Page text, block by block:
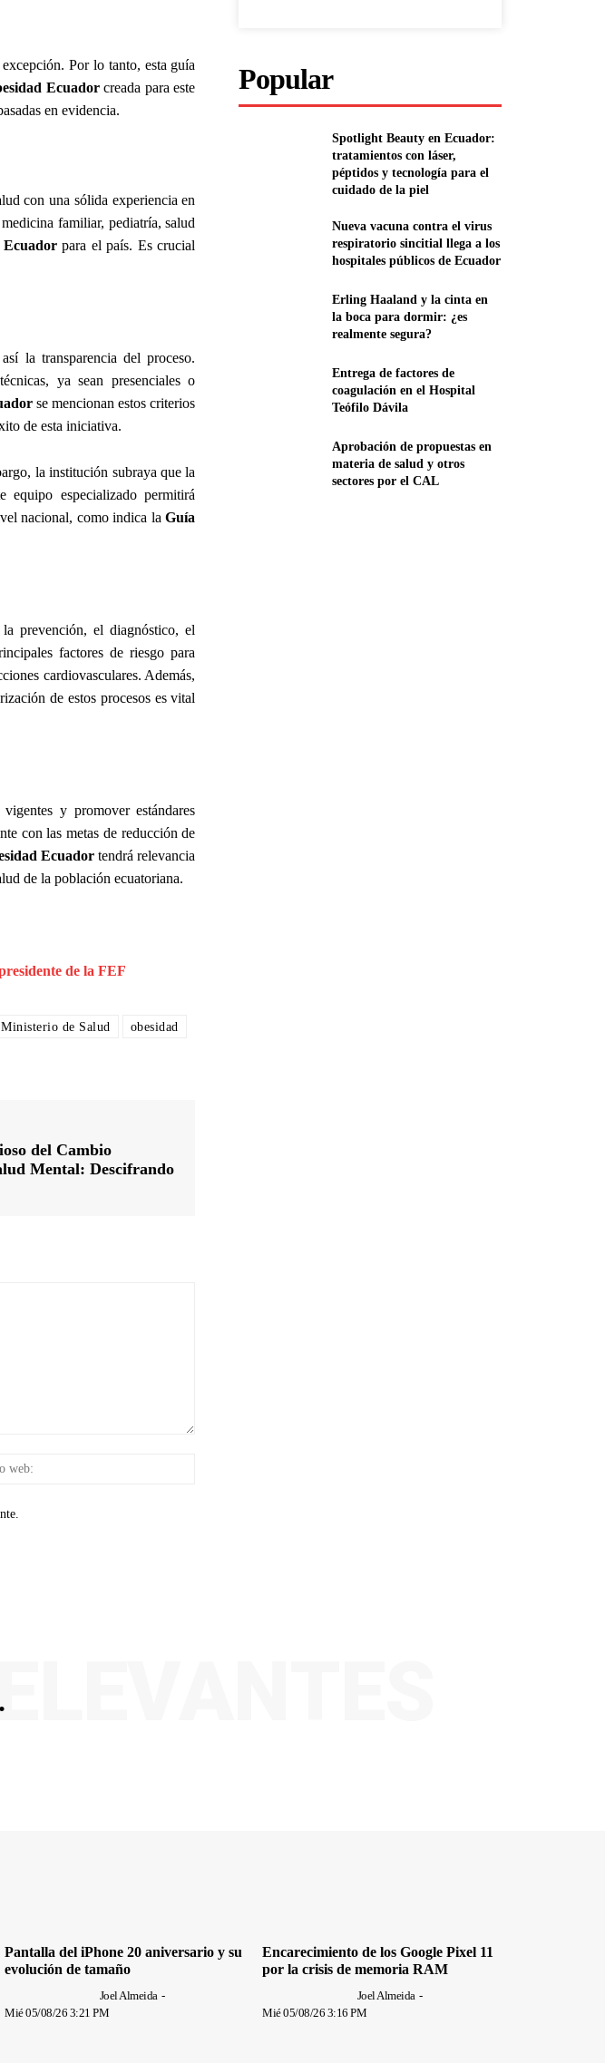
Por lo tanto, esta guía
Ecuadorcreada para este
en evidencia.
con una sólida experiencia en
familiar, pediatría, salud
Ecuadorpara el país. Es crucial
la transparencia del proceso.
ya sean presenciales o
se mencionan estos criterios
de esta iniciativa.
la institución subraya que la
equipo especializado permitirá
nacional, como indica laGuía
prevención, el diagnóstico, el
factores de riesgo para
cardiovasculares. Además,
de estos procesos es vital
y promover estándares
con las metas de reducción de
Ecuador tendrá relevancia
de la población ecuatoriana.
de la FEF
Ministerio de Salud
obesidad
del Cambio
Mental: Descifrando
Popular
Spotlight Beauty en Ecuador:
tratamientos con láser,
péptidos y tecnología para el
cuidado de la piel
Nueva vacuna contra el virus
respiratorio sincitial llega a los
hospitales públicos de Ecuador
Erling Haaland y la cinta en
la boca para dormir: ¿es
realmente segura?
Entrega de factores de
coagulación en el Hospital
Teófilo Dávila
Aprobación de propuestas en
materia de salud y otros
sectores por el CAL
.
Pantalla del iPhone 20 aniversario y su
evolución de tamaño
Joel Almeida -
Mié 05/08/26 3:21 PM
Encarecimiento de los Google Pixel 11
por la crisis de memoria RAM
Joel Almeida -
Mié 05/08/26 3:16 PM